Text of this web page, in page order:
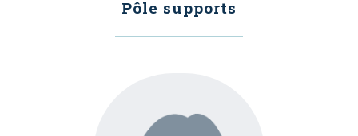
Pôle supports